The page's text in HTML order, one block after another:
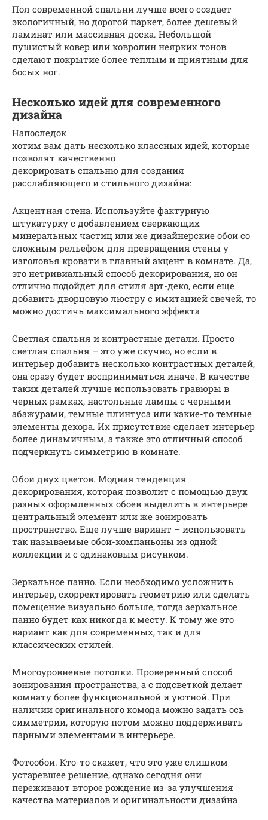
Пол современной спальни лучше всего создает
экологичный, но дорогой паркет, более дешевый
ламинат или массивная доска. Небольшой
пушистый ковер или ковролин неярких тонов
сделают покрытие более теплым и приятным для
босых ног.
Несколько идей для современного
дизайна
Напоследок
хотим вам дать несколько классных идей, которые
позволят качественно
декорировать спальню для создания
расслабляющего и стильного дизайна:
Акцентная стена. Используйте фактурную
штукатурку с добавлением сверкающих
минеральных частиц или же дизайнерские обои со
сложным рельефом для превращения стены у
изголовья кровати в главный акцент в комнате. Да,
это нетривиальный способ декорирования, но он
отлично подойдет для стиля арт-деко, если еще
добавить дворцовую люстру с имитацией свечей, то
можно достичь максимального эффекта
Светлая спальня и контрастные детали. Просто
светлая спальня – это уже скучно, но если в
интерьер добавить несколько контрастных деталей,
она сразу будет восприниматься иначе. В качестве
таких деталей лучше использовать гравюры в
черных рамках, настольные лампы с черными
абажурами, темные плинтуса или какие-то темные
элементы декора. Их присутствие сделает интерьер
более динамичным, а также это отличный способ
подчеркнуть симметрию в комнате.
Обои двух цветов. Модная тенденция
декорирования, которая позволит с помощью двух
разных оформленных обоев выделить в интерьере
центральный элемент или же зонировать
пространство. Еще лучше вариант – использовать
так называемые обои-компаньоны из одной
коллекции и с одинаковым рисунком.
Зеркальное панно. Если необходимо усложнить
интерьер, скорректировать геометрию или сделать
помещение визуально больше, тогда зеркальное
панно будет как никогда к месту. К тому же это
вариант как для современных, так и для
классических стилей.
Многоуровневые потолки. Проверенный способ
зонирования пространства, а с подсветкой делает
комнату более функциональной и уютной. При
наличии оригинального комода можно задать ось
симметрии, которую потом можно поддерживать
парными элементами в интерьере.
Фотообои. Кто-то скажет, что это уже слишком
устаревшее решение, однако сегодня они
переживают второе рождение из-за улучшения
качества материалов и оригинальности дизайна